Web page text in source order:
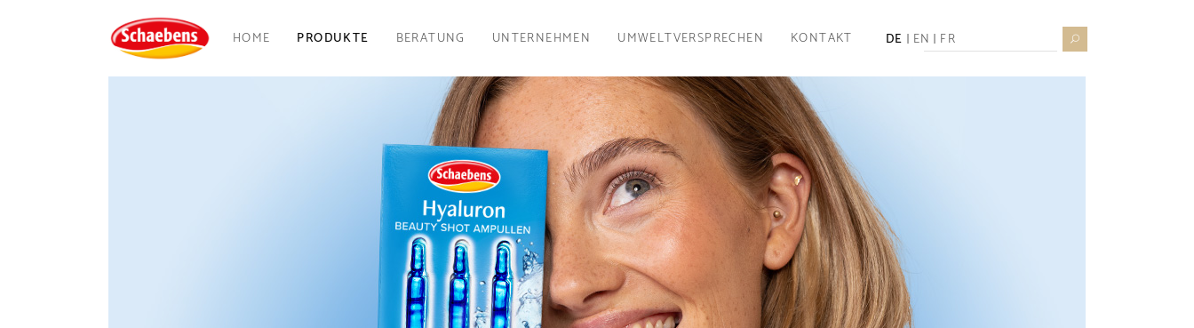
HOME PRODUKTE BERATUNG UNTERNEHMEN UMWELTVERSPRECHEN KONTAKT DE EN FR